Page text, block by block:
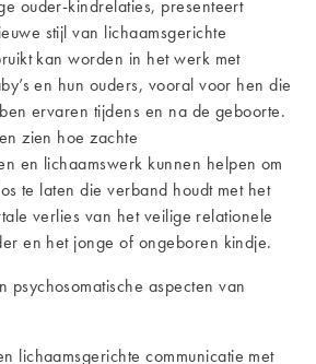
ouder-kindrelaties, presenteert
stijl van lichaamsgerichte
kan worden in het werk met
en hun ouders, vooral voor hen die
ervaren tijdens en na de geboorte.
zien hoe zachte
en lichaamswerk kunnen helpen om
te laten die verband houdt met het
verlies van het veilige relationele
en het jonge of ongeboren kindje.
psychosomatische aspecten van
lichaamsgerichte communicatie met